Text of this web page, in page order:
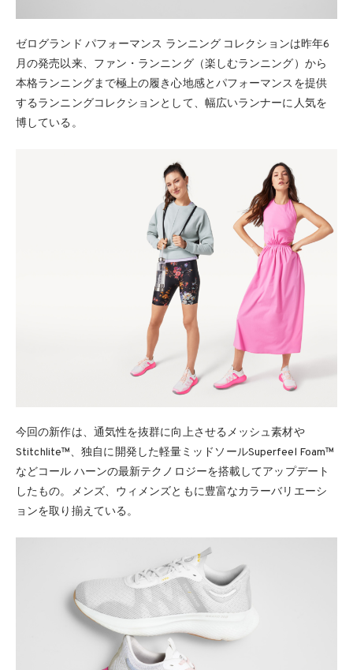
ゼログランド パフォーマンス ランニング コレクションは昨年6
月の発売以来、ファン・ランニング（楽しむランニング）から
本格ランニングまで極上の履き心地感とパフォーマンスを提供
するランニングコレクションとして、幅広いランナーに人気を
博している。
今回の新作は、通気性を抜群に向上させるメッシュ素材や
Stitchlite™、独自に開発した軽量ミッドソールSuperfeel Foam™
などコール ハーンの最新テクノロジーを搭載してアップデート
したもの。メンズ、ウィメンズともに豊富なカラーバリエーシ
ョンを取り揃えている。